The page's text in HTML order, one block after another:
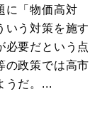
に「物価高対
いう対策を施す
必要だという点
の政策では高市
うだ。...